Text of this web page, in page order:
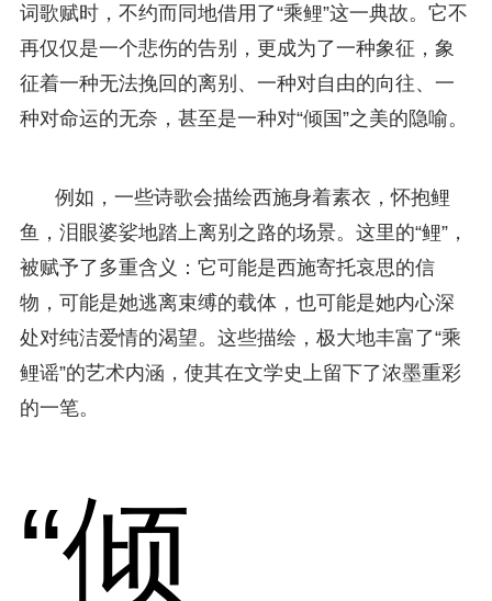
词歌赋时，不约而同地借用了“乘鲤”这一典故。它不
再仅仅是一个悲伤的告别，更成为了一种象征，象
征着一种无法挽回的离别、一种对自由的向往、一
种对命运的无奈，甚至是一种对“倾国”之美的隐喻。
例如，一些诗歌会描绘西施身着素衣，怀抱鲤
鱼，泪眼婆娑地踏上离别之路的场景。这里的“鲤”，
被赋予了多重含义：它可能是西施寄托哀思的信
物，可能是她逃离束缚的载体，也可能是她内心深
处对纯洁爱情的渴望。这些描绘，极大地丰富了“乘
鲤谣”的艺术内涵，使其在文学史上留下了浓墨重彩
的一笔。
“倾